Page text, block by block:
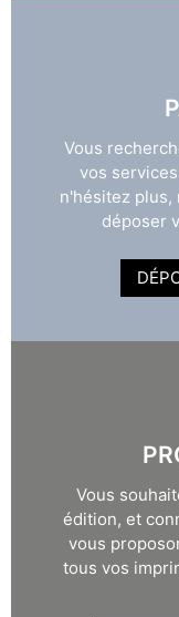
Vous
vos
n'hésitez
déposer
Vous
édition, et
vous
tous vos